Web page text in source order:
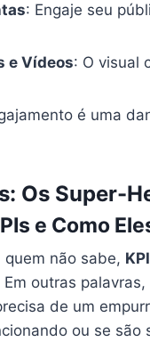
: Engaje seu
e Vídeos: O visual
é uma
Os Super-
e Como
quem não sabe, KPI
outras
de um
ou se